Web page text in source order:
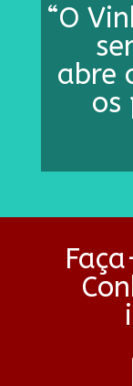
“O
abre
os